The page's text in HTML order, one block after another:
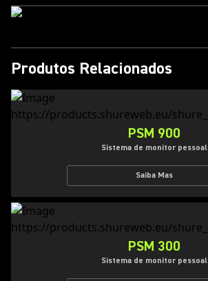
Produtos Relacionados
PSM 900
Sistema de monitor pessoal
Saiba Mas
PSM 300
Sistema de monitor pessoal